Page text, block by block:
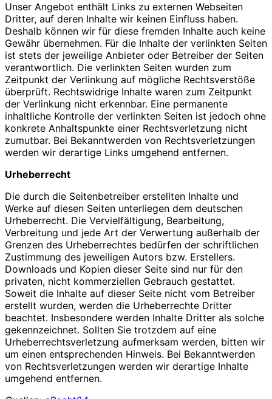
Unser Angebot enthält Links zu externen Webseiten
Dritter, auf deren Inhalte wir keinen Einfluss haben.
Deshalb können wir für diese fremden Inhalte auch keine
Gewähr übernehmen. Für die Inhalte der verlinkten Seiten
ist stets der jeweilige Anbieter oder Betreiber der Seiten
verantwortlich. Die verlinkten Seiten wurden zum
Zeitpunkt der Verlinkung auf mögliche Rechtsverstöße
überprüft. Rechtswidrige Inhalte waren zum Zeitpunkt
der Verlinkung nicht erkennbar. Eine permanente
inhaltliche Kontrolle der verlinkten Seiten ist jedoch ohne
konkrete Anhaltspunkte einer Rechtsverletzung nicht
zumutbar. Bei Bekanntwerden von Rechtsverletzungen
werden wir derartige Links umgehend entfernen.
Urheberrecht
Die durch die Seitenbetreiber erstellten Inhalte und
Werke auf diesen Seiten unterliegen dem deutschen
Urheberrecht. Die Vervielfältigung, Bearbeitung,
Verbreitung und jede Art der Verwertung außerhalb der
Grenzen des Urheberrechtes bedürfen der schriftlichen
Zustimmung des jeweiligen Autors bzw. Erstellers.
Downloads und Kopien dieser Seite sind nur für den
privaten, nicht kommerziellen Gebrauch gestattet.
Soweit die Inhalte auf dieser Seite nicht vom Betreiber
erstellt wurden, werden die Urheberrechte Dritter
beachtet. Insbesondere werden Inhalte Dritter als solche
gekennzeichnet. Sollten Sie trotzdem auf eine
Urheberrechtsverletzung aufmerksam werden, bitten wir
um einen entsprechenden Hinweis. Bei Bekanntwerden
von Rechtsverletzungen werden wir derartige Inhalte
umgehend entfernen.